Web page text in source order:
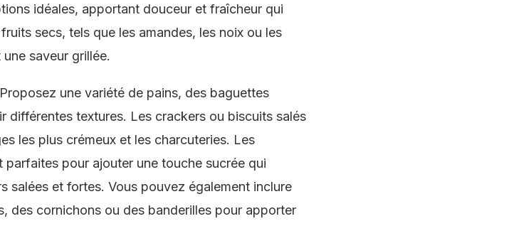
idéales, apportant douceur et fraîcheur qui
secs, tels que les amandes, les noix ou les
saveur grillée.
une variété de pains, des baguettes
différentes textures. Les crackers ou biscuits salés
les plus crémeux et les charcuteries. Les
pour ajouter une touche sucrée qui
salées et fortes. Vous pouvez également inclure
des cornichons ou des banderilles pour apporter